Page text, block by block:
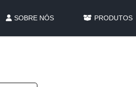
SOBRE NÓS PRODUTOS